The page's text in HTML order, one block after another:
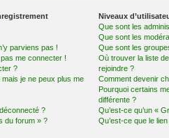
parviens pas !
me connecter !
?
je ne peux plus me
?
du forum » ?
Niveaux
Que sont les
Que sont les
Que sont les
Où trouver la liste
rejoindre ?
Comment devenir
Pourquoi certains
différente ?
Qu’est-ce qu’un «
Qu’est-ce que le